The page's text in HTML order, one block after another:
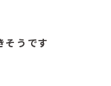
そうです